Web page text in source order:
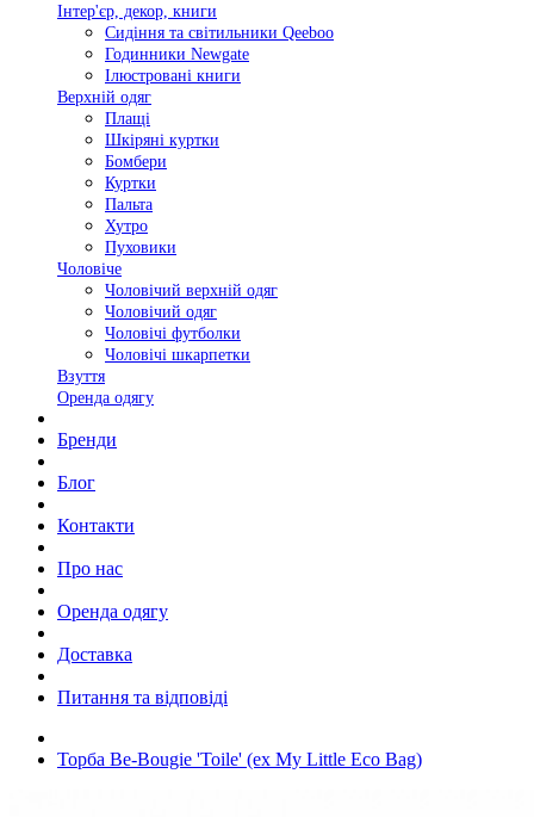
Інтер'єр, декор, книги
Сидіння та світильники Qeeboo
Годинники Newgate
Ілюстровані книги
Верхній одяг
Плащі
Шкіряні куртки
Бомбери
Куртки
Пальта
Хутро
Пуховики
Чоловіче
Чоловічий верхній одяг
Чоловічий одяг
Чоловічі футболки
Чоловічі шкарпетки
Взуття
Оренда одягу
Бренди
Блог
Контакти
Про нас
Оренда одягу
Доставка
Питання та відповіді
Торба Be-Bougie 'Toile' (ex My Little Eco Bag)